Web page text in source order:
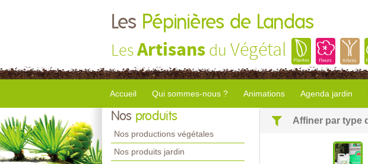
Les Pépinières de Landas
LesArtisans du Végétal
Accueil Qui sommes-nous ? Animations Agenda jardin
Nos produits
Nos productions végétales
Nos produits jardin
Affiner par type